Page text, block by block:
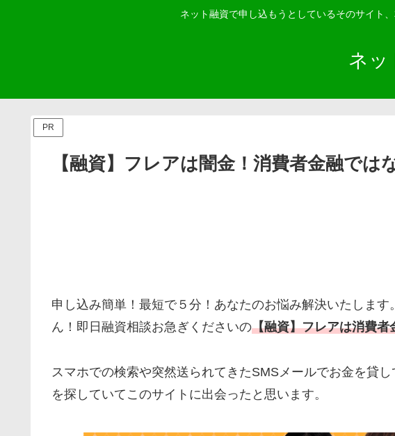
ネット融資で申し込もうとしているそのサイト
ネッ
PR
【融資】フレアは闇金！消費者金融では
申し込み簡単！最短で５分！あなたのお悩み解決いたしま
ん！即日融資相談お急ぎくださいの【融資】フレアは消費者
スマホでの検索や突然送られてきたSMSメールでお金を貸
を探していてこのサイトに出会ったと思います。